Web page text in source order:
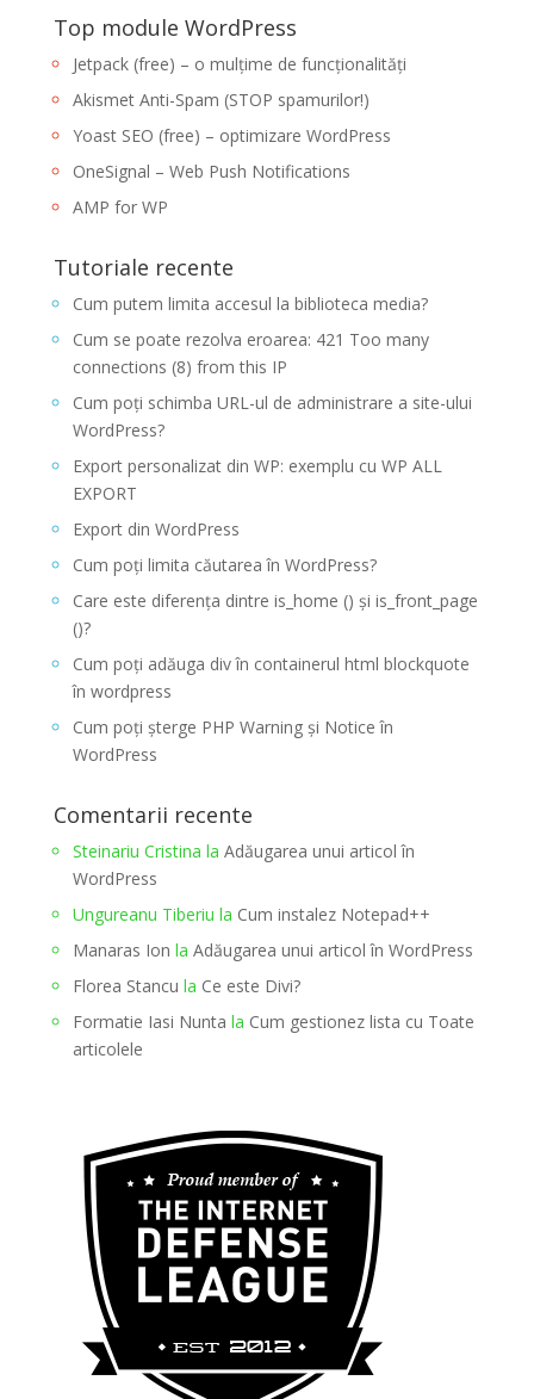
Top module WordPress
Jetpack (free) – o mulțime de funcționalități
Akismet Anti-Spam (STOP spamurilor!)
Yoast SEO (free) – optimizare WordPress
OneSignal – Web Push Notifications
AMP for WP
Tutoriale recente
Cum putem limita accesul la biblioteca media?
Cum se poate rezolva eroarea: 421 Too many
connections (8) from this IP
Cum poți schimba URL-ul de administrare a site-ului
WordPress?
Export personalizat din WP: exemplu cu WP ALL
EXPORT
Export din WordPress
Cum poți limita căutarea în WordPress?
Care este diferența dintre is_home () și is_front_page
()?
Cum poți adăuga div în containerul html blockquote
în wordpress
Cum poți șterge PHP Warning și Notice în
WordPress
Comentarii recente
Steinariu Cristina la Adăugarea unui articol în
WordPress
Ungureanu Tiberiu la Cum instalez Notepad++
Manaras Ion la Adăugarea unui articol în WordPress
Florea Stancu la Ce este Divi?
Formatie Iasi Nunta la Cum gestionez lista cu Toate
articolele